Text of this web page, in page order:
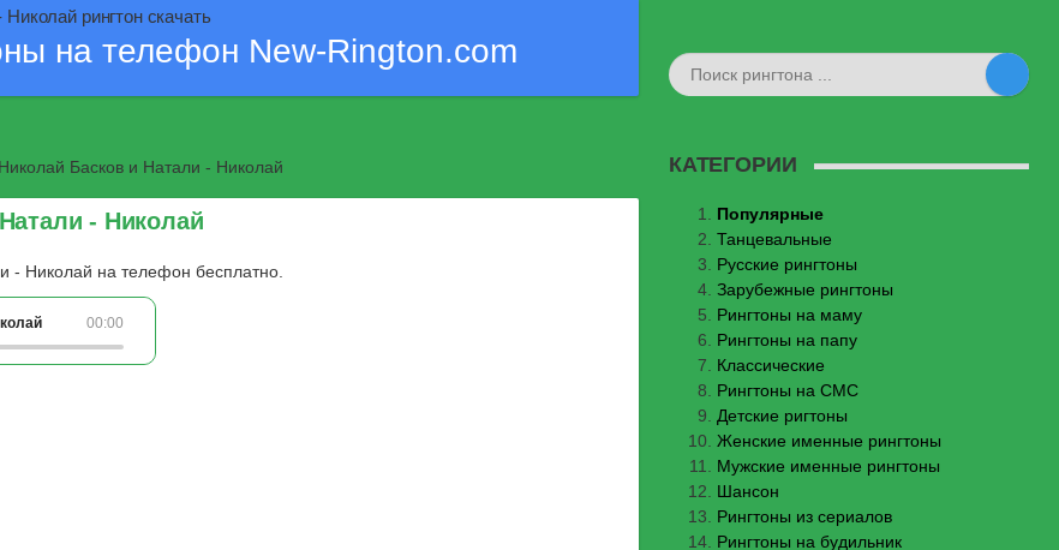
рингтон скачать
на телефон New-Rington.com
Басков и Натали - Николай
- Николай
- Николай на телефон бесплатно.
00:00
КАТЕГОРИИ
Популярные
Танцевальные
Русские рингтоны
Зарубежные рингтоны
Рингтоны на маму
Рингтоны на папу
Классические
Рингтоны на СМС
Детские ригтоны
Женские именные рингтоны
Мужские именные рингтоны
Шансон
Рингтоны из сериалов
Рингтоны на будильник